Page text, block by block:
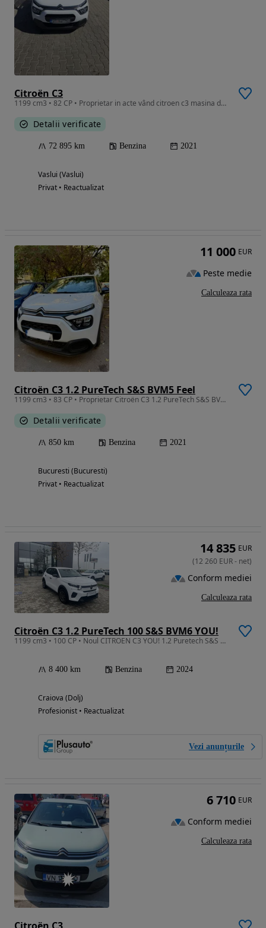
Citroën C3
1199 cm3 • 82 CP • Proprietar in acte vând citroen c3 masina de oraș.
Detalii verificate
72 895 km Benzina 2021
Vaslui (Vaslui)
Privat • Reactualizat
Citroën C3 1.2 PureTech S&S BVM5 Feel
1199 cm3 • 83 CP • Proprietar Citroën C3 1.2 PureTech S&S BVM5 Feel 850km
Detalii verificate
850 km Benzina 2021
Bucuresti (Bucuresti)
Privat • Reactualizat
11 000 EUR
Peste medie
Calculeaza rata
Citroën C3 1.2 PureTech 100 S&S BVM6 YOU!
1199 cm3 • 100 CP • Noul CITROEN C3 YOU! 1.2 Puretech S&S 100 M6
8 400 km Benzina 2024
Craiova (Dolj)
Profesionist • Reactualizat
Vezi anunțurile
14 835 EUR
(12 260 EUR- net)
Conform mediei
Calculeaza rata
6 710 EUR
Conform mediei
Calculeaza rata